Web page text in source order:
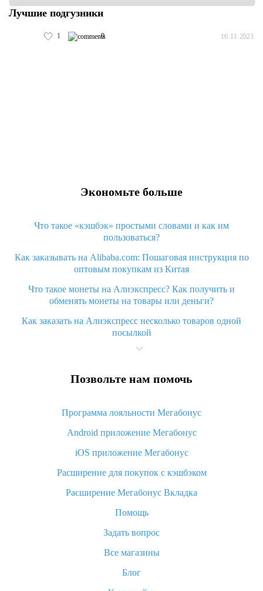
Лучшие подгузники
1 0 16.11.2021
Экономьте больше
Что такое «кэшбэк» простыми словами и как им
пользоваться?
Как заказывать на Alibaba.com: Пошаговая инструкция по
оптовым покупкам из Китая
Что такое монеты на Алиэкспресс? Как получить и
обменять монеты на товары или деньги?
Как заказать на Алиэкспресс несколько товаров одной
посылкой
Что значит статус «Заказ закрыт» на Алиэкспресс и что
Что делать, если Алиэкспресс просит ввести паспортные
Как узнать, куда пришла посылка с Алиэкспресс
Вы отменили заказ на Алиэкспресс, когда вернут деньги?
Что такое баллы на Алиэкспресс, как их получить и
«AliExpress Standard Shipping»: что это за метод доставки и
как его отслеживать
Как покупать оптом на Алиэкспресс
Что делать, если не пришел товар с Алиэкспресс
возврата денег
Позвольте нам помочь
Программа лояльности Мегабонус
Android приложение Мегабонус
iOS приложение Мегабонус
Расширение для покупок с кэшбэком
Расширение Мегабонус Вкладка
Помощь
Задать вопрос
Все магазины
Блог